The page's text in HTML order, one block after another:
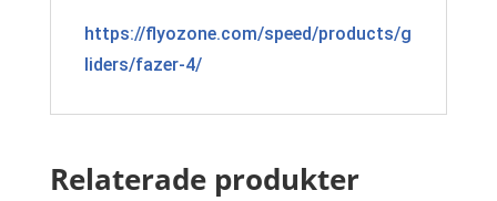
https://flyozone.com/speed/products/g
liders/fazer-4/
Relaterade produkter